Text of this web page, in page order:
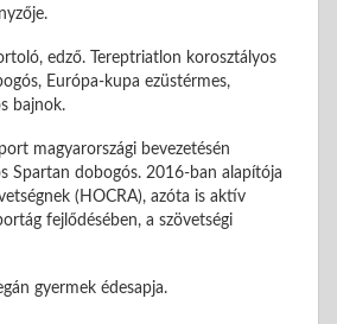
edző. Tereptriatlon korosztályos
Európa-kupa ezüstérmes,
bajnok.
magyarországi bevezetésén
Spartan dobogós. 2016-ban alapítója
(HOCRA), azóta is aktív
fejlődésében, a szövetségi
gyermek édesapja.